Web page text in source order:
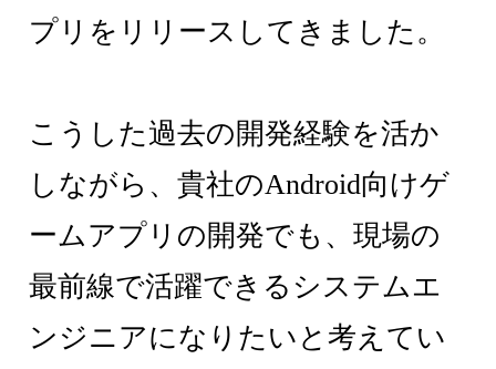
プリをリリースしてきました。
こうした過去の開発経験を活か
しながら、貴社のAndroid向けゲ
ームアプリの開発でも、現場の
最前線で活躍できるシステムエ
ンジニアになりたいと考えてい